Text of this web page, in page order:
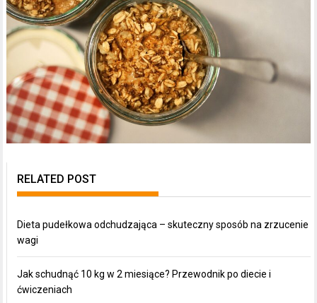
RELATED POST
Dieta pudełkowa odchudzająca – skuteczny sposób na zrzucenie
wagi
Jak schudnąć 10 kg w 2 miesiące? Przewodnik po diecie i
ćwiczeniach